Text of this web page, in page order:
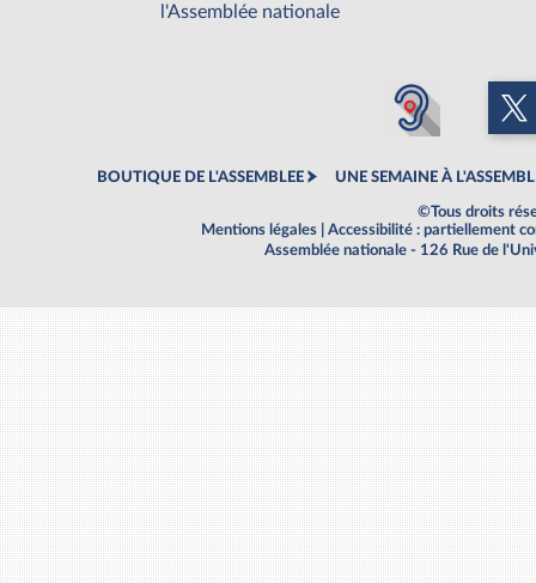
l'Assemblée nationale
BOUTIQUE DE L'ASSEMBLEE UNE SEMAINE À
©Tous droits
Mentions légales
Accessibilité : partiellement
Assemblée nationale - 126 Rue de